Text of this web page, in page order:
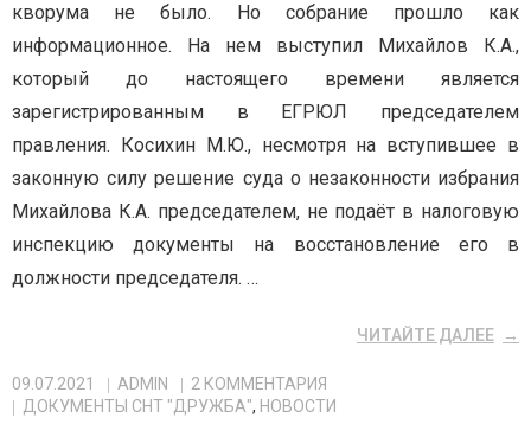
кворума не было. Но собрание прошло как
информационное. На нем выступил Михайлов К.А.,
который до настоящего времени является
зарегистрированным в ЕГРЮЛ председателем
правления. Косихин М.Ю., несмотря на вступившее в
законную силу решение суда о незаконности избрания
Михайлова К.А. председателем, не подаёт в налоговую
инспекцию документы на восстановление его в
должности председателя. …
ЧИТАЙТЕ ДАЛЕЕ
09.07.2021 ADMIN 2 КОММЕНТАРИЯ
ДОКУМЕНТЫ СНТ "ДРУЖБА", НОВОСТИ